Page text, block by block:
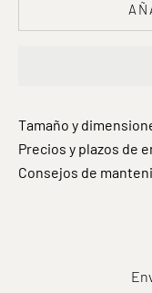
Tamaño y
Precios y plazos de
Consejos de